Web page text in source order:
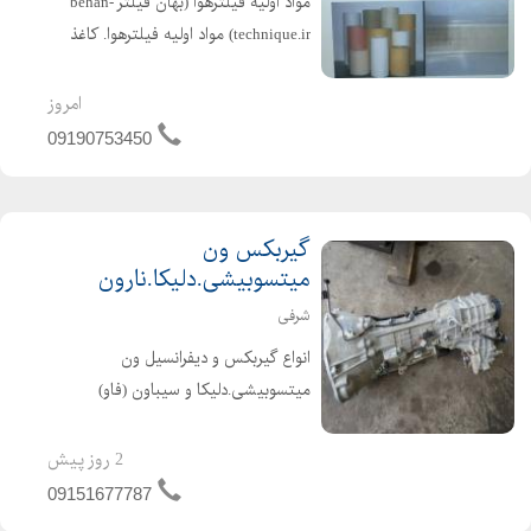
technique.ir) مواد اوليه فيلترهوا. کاغذ
کنيد) کاغذ فيلتر هوا و روغن خودروهاي
سبک و سنگين در اوزان و عرضهاي
امروز
09190753450
گیربکس ون
میتسوبیشی.دلیکا.نارون
شرفی
انواع گیربکس و دیفرانسیل ون
میتسوبیشی.دلیکا و سیباون (فاو)
2 روز پیش
09151677787